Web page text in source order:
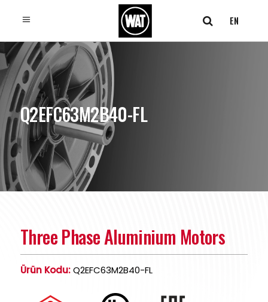
EN
Q2EFC63M2B40-FL
Three Phase Aluminium Motors
Ürün Kodu:Q2EFC63M2B40-FL